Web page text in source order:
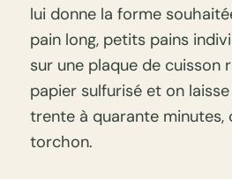
lui donne la forme
pain long, petits pains
sur une plaque de cuisson
papier sulfurisé et on
trente à quarante minutes,
torchon.